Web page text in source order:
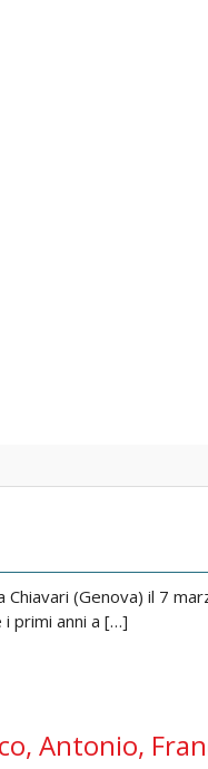
Chiavari (Genova) il 7
i primi anni a […]
Antonio,